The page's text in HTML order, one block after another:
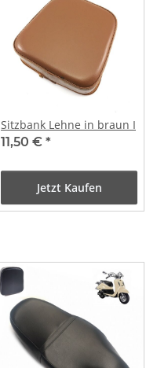
Sitzbank Lehne in braun I
11,50 € *
Jetzt Kaufen